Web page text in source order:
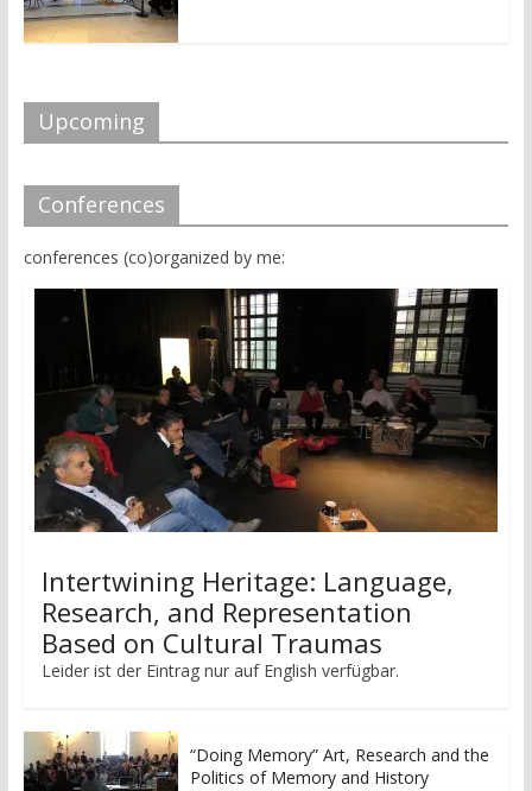
Upcoming
Conferences
conferences (co)organized by me:
Intertwining Heritage: Language,
Research, and Representation
Based on Cultural Traumas
Leider ist der Eintrag nur auf English verfügbar.
“Doing Memory” Art, Research and the
Politics of Memory and History